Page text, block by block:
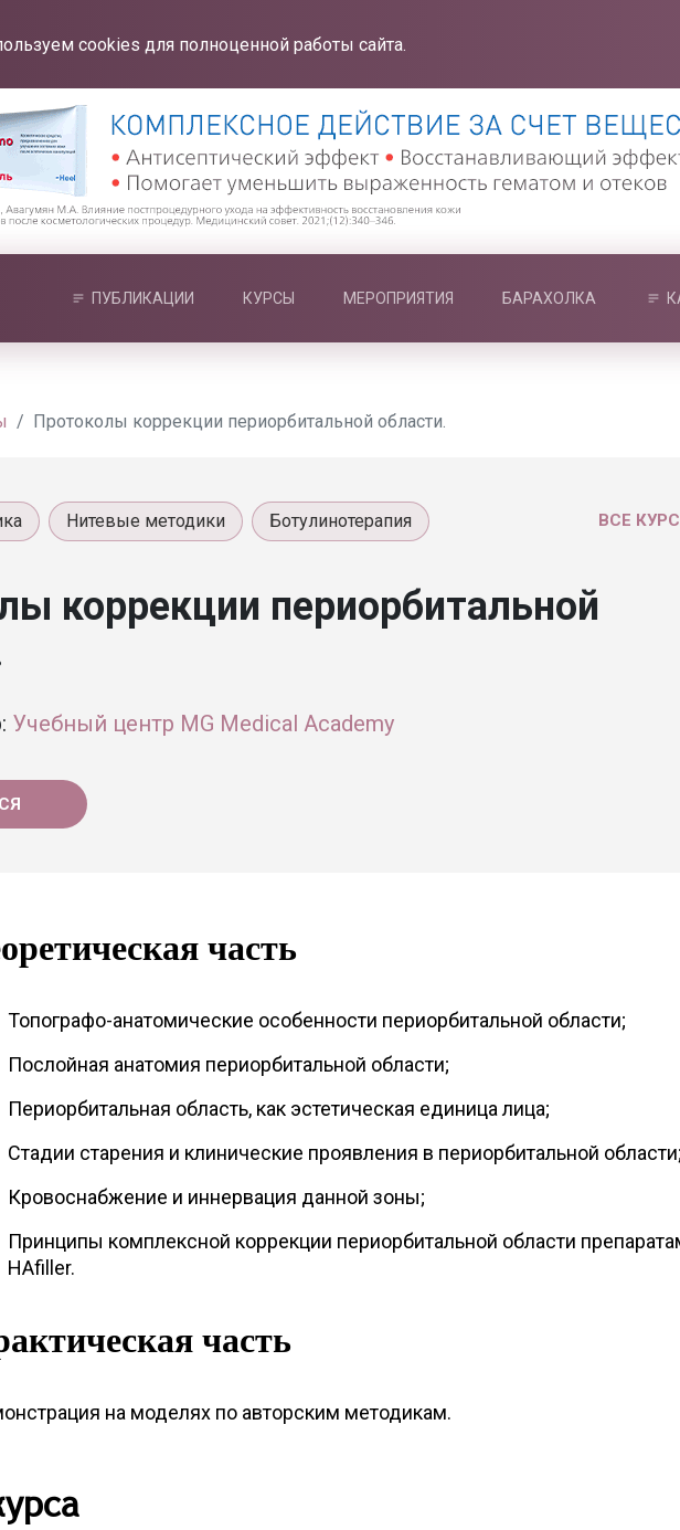
cookies для полноценной работы сайта.
ПУБЛИКАЦИИ КУРСЫ МЕРОПРИЯТИЯ БАРАХОЛКА
Протоколы коррекции периорбитальной области.
ВСЕ
Нитевые методики Ботулинотерапия
коррекции периорбитальной
Учебный центр MG Medical Academy
часть
Топографо-анатомические особенности периорбитальной области;
Послойная анатомия периорбитальной области;
Периорбитальная область, как эстетическая единица лица;
Стадии старения и клинические проявления в периорбитальной
Кровоснабжение и иннервация данной зоны;
Принципы комплексной коррекции периорбитальной области
HAfiller.
часть
на моделях по авторским методикам.